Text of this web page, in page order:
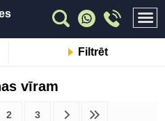
Filtrēt
vīram
2 3